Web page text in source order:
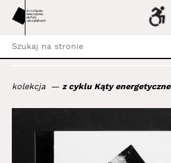
kolekcja z cyklu Kąty energetyczne